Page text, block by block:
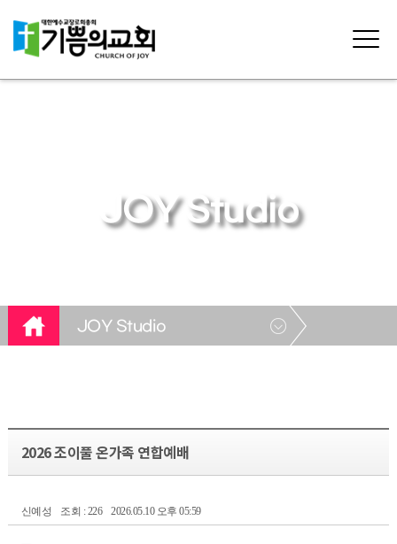
JOY Studio
JOY Studio
2026 조이풀 온가족 연합예배
신예성 조회 : 226 2026.05.10 오후 05:59